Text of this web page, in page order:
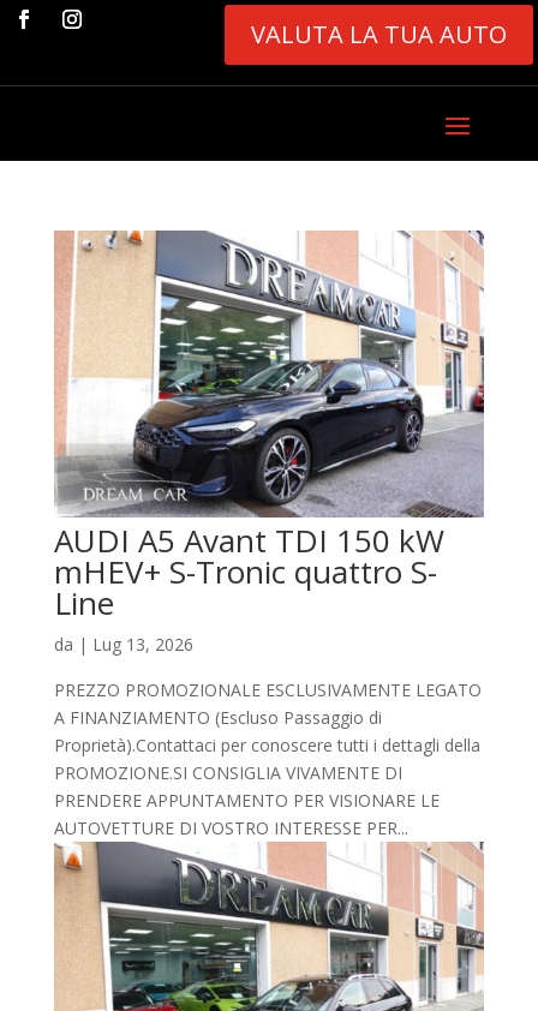
VALUTA LA TUA AUTO
AUDI A5 Avant TDI 150 kW
mHEV+ S-Tronic quattro S-
Line
da | Lug 13, 2026
PREZZO PROMOZIONALE ESCLUSIVAMENTE LEGATO
A FINANZIAMENTO (Escluso Passaggio di
Proprietà).Contattaci per conoscere tutti i dettagli della
PROMOZIONE.SI CONSIGLIA VIVAMENTE DI
PRENDERE APPUNTAMENTO PER VISIONARE LE
AUTOVETTURE DI VOSTRO INTERESSE PER...